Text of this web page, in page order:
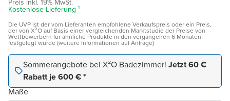
Preis inkl. 19% MwSt.
Kostenlose Lieferung ¹
Die UVP ist der vom Lieferanten empfohlene Verkaufspreis oder ein Preis,
der von X²O auf Basis einer vergleichenden Marktstudie der Preise von
Wettbewerbern für ähnliche Produkte in den vergangenen 6 Monaten
festgelegt wurde (weitere Informationen auf Anfrage)
Sommerangebote bei X²O Badezimmer! Jetzt 60 €
Rabatt je 600 € *
Maße